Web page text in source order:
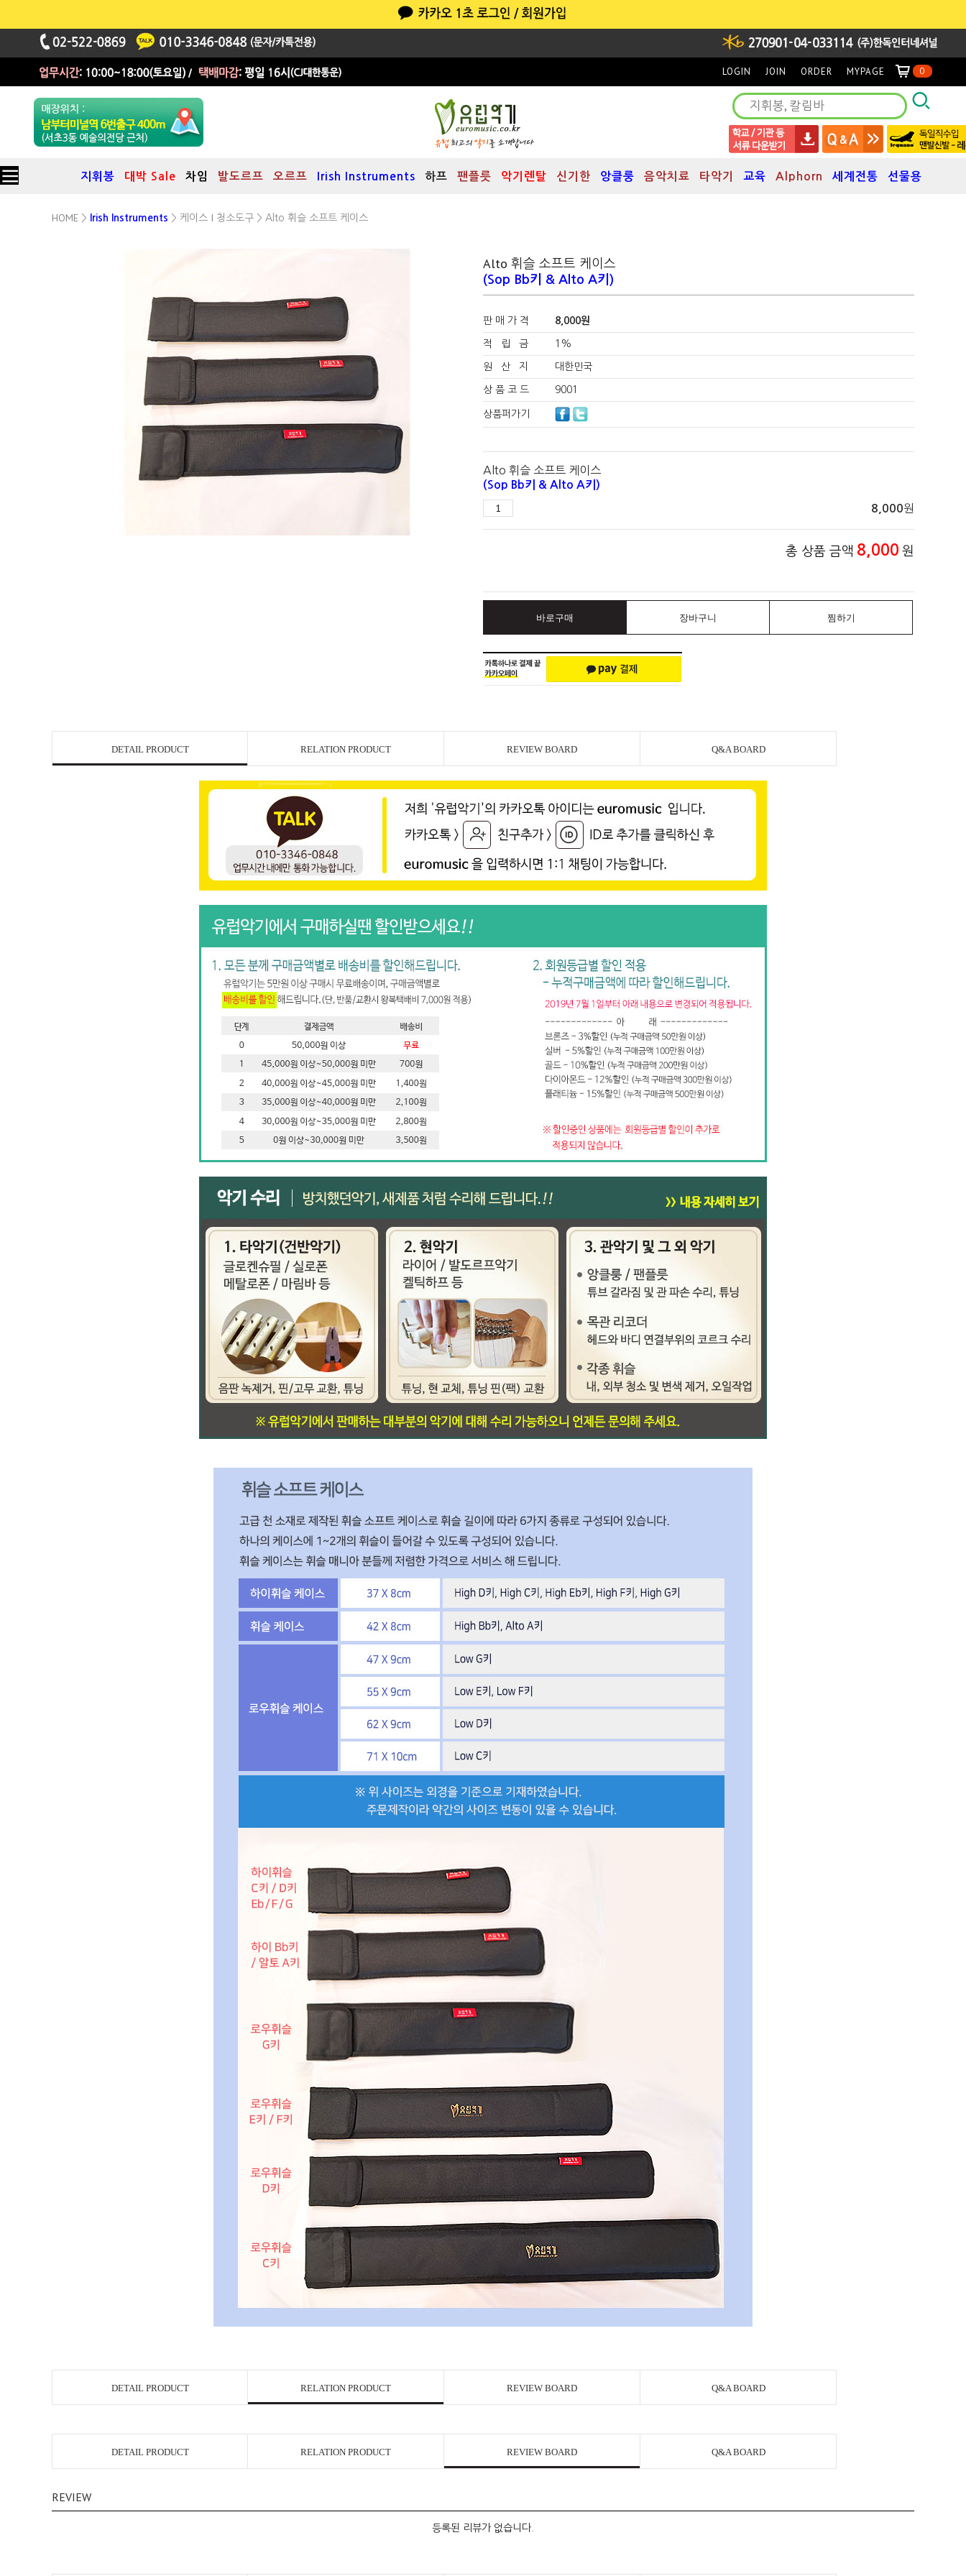
LOGIN JOIN ORDER MYPAGE 0
지휘봉 대박 Sale 차임 발도르프 오르프 Irish Instruments 하프 팬플릇 악기렌탈 신기한 앙클룽 음악치료 타악기 교육 Alphorn 세계전통 선물용
HOME > Irish Instruments > 케이스 I 청소도구 > Alto 휘슬 소프트 케이스
Alto 휘슬 소프트 케이스
(Sop Bb키 & Alto A키)
판 매 가 격 8,000원
적 립 금 1%
원 산 지 대한민국
상 품 코 드 9001
상품퍼가기
Alto 휘슬 소프트 케이스
(Sop Bb키 & Alto A키)
8,000원
총 상품 금액 8,000 원
바로구매 장바구니 찜하기
DETAIL PRODUCT RELATION PRODUCT REVIEW BOARD Q&A BOARD
DETAIL PRODUCT RELATION PRODUCT REVIEW BOARD Q&A BOARD
DETAIL PRODUCT RELATION PRODUCT REVIEW BOARD Q&A BOARD
REVIEW
등록된 리뷰가 없습니다.